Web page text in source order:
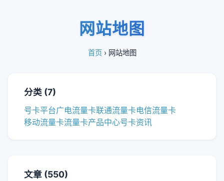
网站地图
首页› 网站地图
分类 (7)
号卡平台广电流量卡联通流量卡电信流量卡
移动流量卡流量卡产品中心号卡资讯
文章 (550)